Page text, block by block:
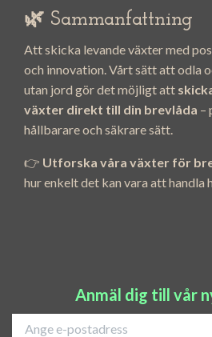
🌿 Sammanfattning
Att skicka levande växter med
och innovation. Vårt sätt att odla
utan jord gör det möjligt att
växter direkt till din brevlåda –
hållbarare och säkrare sätt.
👉 Utforska våra växter för
hur enkelt det kan vara att handla
Anmäl dig till vår